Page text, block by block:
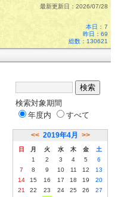
最新更新日：2026/07/28
本日： 7
昨日：69
総数：130621
検索対象期間
年度内
すべて
<< 2019年4月 >>
日 月 火 水 木 金
土
1
2 3 4 5
6
7
8 9 10 11 12
13
14
15 16 17 18 19
20
21
22 23 24 25 26
27